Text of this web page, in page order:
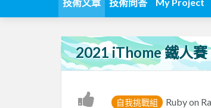
2021 iThome 鐵人賽
自我挑戰組 Ruby on